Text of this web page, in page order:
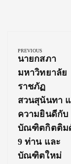
PREVIOUS
Previous
Post:
นายกสภา
มหาวิทยาลัย
ราชภัฏ
สวนสุนันทา
ความยินดีกับ
บัณฑิตกิตติม
9 ท่าน และ
บัณฑิตใหม่